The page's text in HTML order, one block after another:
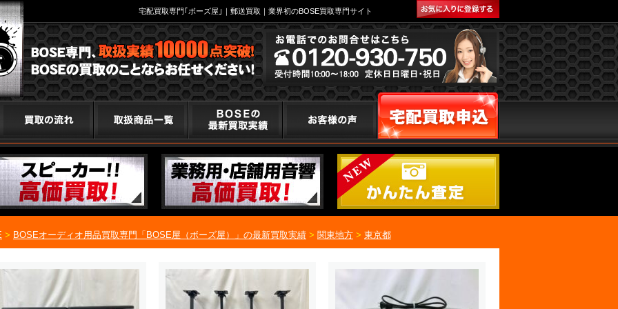
宅配買取専門｢ボーズ屋｣｜郵送買取｜業界初のBOSE買取専門サイト
> BOSEオーディオ用品買取専門「BOSE屋（ボーズ屋）」の最新買取実績 > 関東地方 > 東京都